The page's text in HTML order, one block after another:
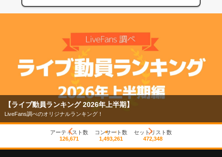
【ライブ動員ランキング 2026年上半期】
LiveFans調べのオリジナルランキング！
アーティスト数
126,671
コンサート数
1,493,261
セットリスト数
472,348